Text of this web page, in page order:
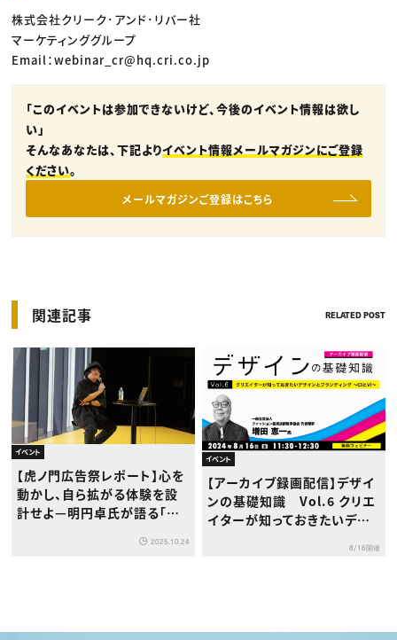
株式会社クリーク･アンド･リバー社
マーケティンググループ
Email：webinar_cr@hq.cri.co.jp
「このイベントは参加できないけど、今後のイベント情報は欲し
い」
そんなあなたは、下記よりイベント情報メールマガジンにご登録
ください。
メールマガジンご登録はこちら
関連記事 RELATED POST
イベント
【虎ノ門広告祭レポート】心を
動かし、自ら拡がる体験を設
計せよ—明円卓氏が語る「体
2025.10.24
イベント
【アーカイブ録画配信】デザイ
ンの基礎知識 Vol.6 クリエ
イターが知っておきたいデザ
8/16開催